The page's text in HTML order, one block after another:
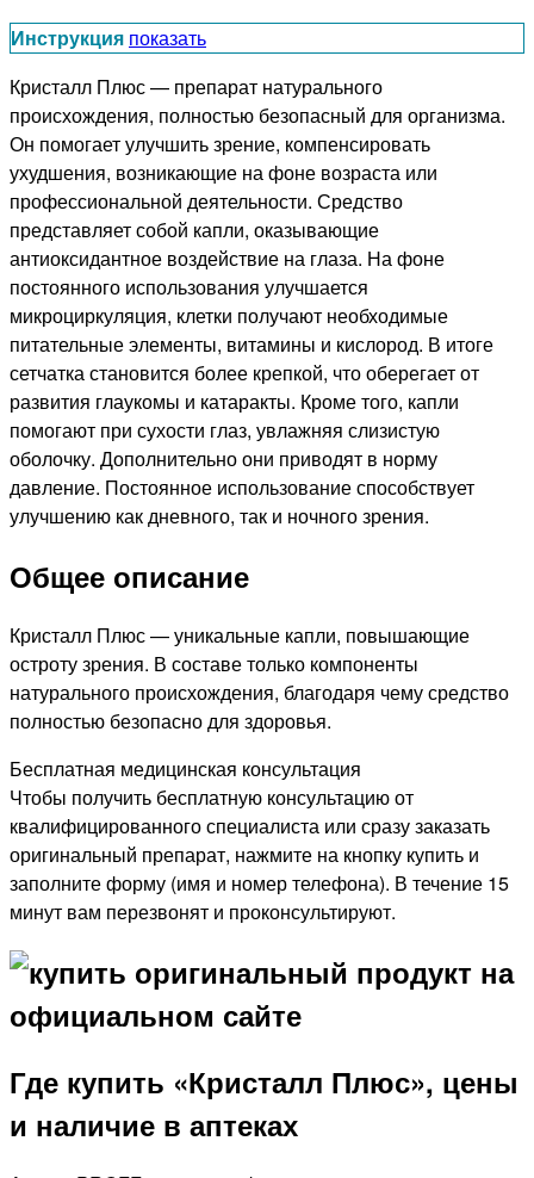
Инструкция показать
Кристалл Плюс — препарат натурального
происхождения, полностью безопасный для организма.
Он помогает улучшить зрение, компенсировать
ухудшения, возникающие на фоне возраста или
профессиональной деятельности. Средство
представляет собой капли, оказывающие
антиоксидантное воздействие на глаза. На фоне
постоянного использования улучшается
микроциркуляция, клетки получают необходимые
питательные элементы, витамины и кислород. В итоге
сетчатка становится более крепкой, что оберегает от
развития глаукомы и катаракты. Кроме того, капли
помогают при сухости глаз, увлажняя слизистую
оболочку. Дополнительно они приводят в норму
давление. Постоянное использование способствует
улучшению как дневного, так и ночного зрения.
Общее описание
Кристалл Плюс — уникальные капли, повышающие
остроту зрения. В составе только компоненты
натурального происхождения, благодаря чему средство
полностью безопасно для здоровья.
Бесплатная медицинская консультация
Чтобы получить бесплатную консультацию от
квалифицированного специалиста или сразу заказать
оригинальный препарат, нажмите на кнопку купить и
заполните форму (имя и номер телефона). В течение 15
минут вам перезвонят и проконсультируют.
Где купить «Кристалл Плюс», цены
и наличие в аптеках